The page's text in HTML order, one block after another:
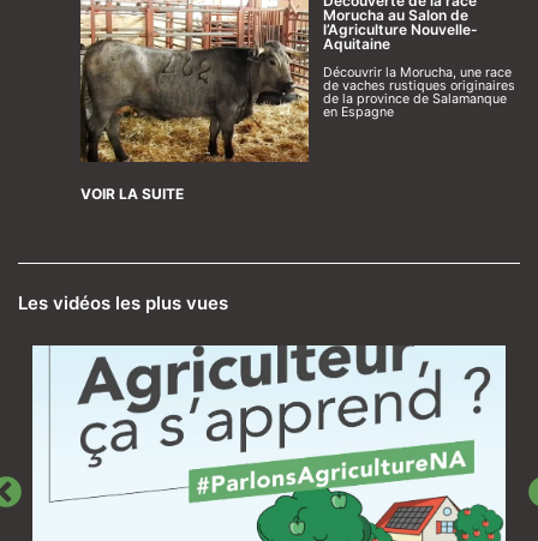
Morucha au Salon de
l’Agriculture Nouvelle-
Aquitaine
Découvrir la Morucha, une race
de vaches rustiques originaires
de la province de Salamanque
en Espagne
VOIR LA SUITE
Les vidéos les plus vues